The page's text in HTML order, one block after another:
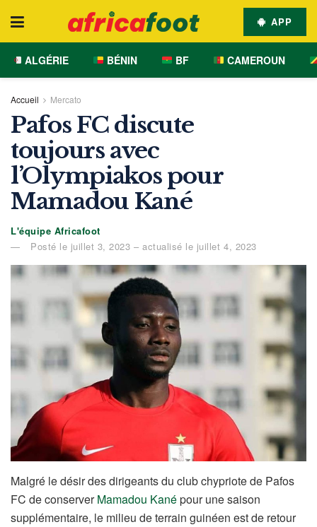
APP
ALGÉRIE BÉNIN BF CAMEROUN
Accueil Mercato
Pafos FC discute
toujours avec
l’Olympiakos pour
Mamadou Kané
L'équipe Africafoot
Posté le juillet 3, 2023 – actualisé le juillet 4, 2023
Malgré le désir des dirigeants du club chypriote de Pafos
FC de conserverMamadou Kanépour une saison
supplémentaire, le milieu de terrain guinéen est de retour